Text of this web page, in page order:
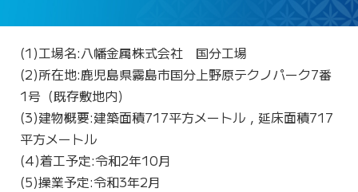
(1)工場名:八幡金属株式会社 国分工場
(2)所在地:鹿児島県霧島市国分上野原テクノパーク7番
1号（既存敷地内）
(3)建物概要:建築面積717平方メートル，延床面積717
平方メートル
(4)着工予定:令和2年10月
(5)操業予定:令和3年2月